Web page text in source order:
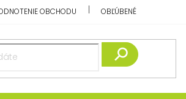
OBCHODU OBĽÚBENÉ